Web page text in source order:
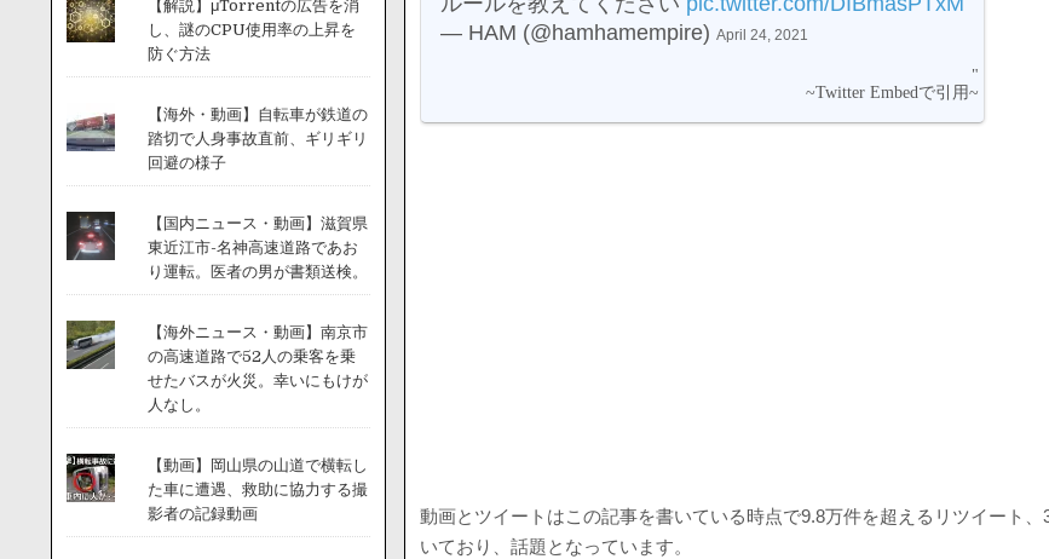
— HAM (@hamhamempire)April 24, 2021
動画とツイートはこの記事を書いている時点で9.8万件を超えるリツイート、
いており、話題となっています。
【解説】μTorrentの広告を消
し、謎のCPU使用率の上昇を
防ぐ方法
【海外・動画】自転車が鉄道の
踏切で人身事故直前、ギリギリ
回避の様子
【国内ニュース・動画】滋賀県
東近江市-名神高速道路であお
り運転。医者の男が書類送検。
【海外ニュース・動画】南京市
の高速道路で52人の乗客を乗
せたバスが火災。幸いにもけが
人なし。
【動画】岡山県の山道で横転し
た車に遭遇、救助に協力する撮
影者の記録動画